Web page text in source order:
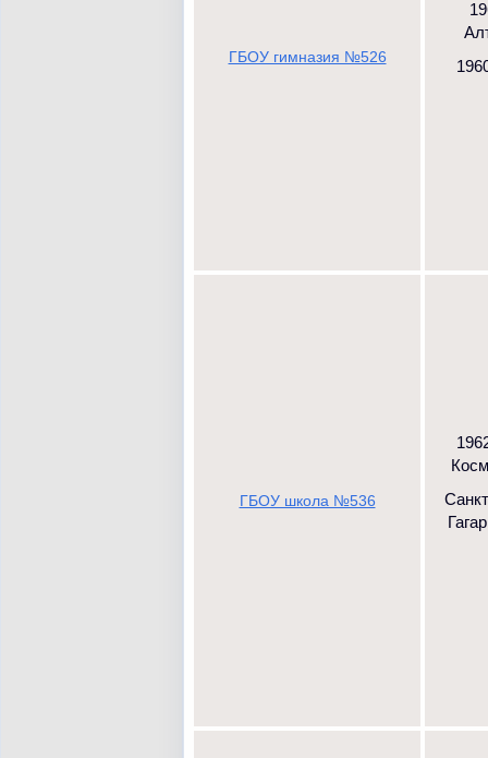
ГБОУ гимназия №526
ГБОУ школа №536